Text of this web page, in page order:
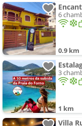
6
0.9 km
3
1 km
Villa